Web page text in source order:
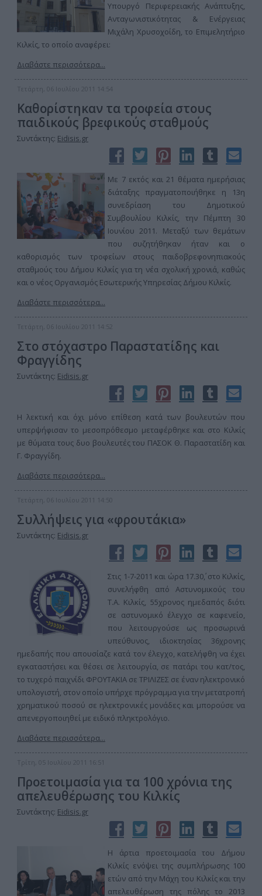
Υπουργό Περιφερειακής Ανάπτυξης,
Ανταγωνιστικότητας & Ενέργειας
Μιχάλη Χρυσοχοίδη, το Επιμελητήριο
Κιλκίς, το οποίο αναφέρει:
Διαβάστε περισσότερα...
Τετάρτη, 06 Ιουλίου 2011 14:54
Καθορίστηκαν τα τροφεία στους
παιδικούς βρεφικούς σταθμούς
Συντάκτης: Eidisis.gr
Με 7 εκτός και 21 θέματα ημερήσιας
διάταξης πραγματοποιήθηκε η 13η
συνεδρίαση του Δημοτικού
Συμβουλίου Κιλκίς, την Πέμπτη 30
Ιουνίου 2011. Μεταξύ των θεμάτων
που συζητήθηκαν ήταν και ο
καθορισμός των τροφείων στους παιδοβρεφονηπιακούς
σταθμούς του Δήμου Κιλκίς για τη νέα σχολική χρονιά, καθώς
και ο νέος Οργανισμός Εσωτερικής Υπηρεσίας Δήμου Κιλκίς.
Διαβάστε περισσότερα...
Τετάρτη, 06 Ιουλίου 2011 14:52
Στο στόχαστρο Παραστατίδης και
Φραγγίδης
Συντάκτης: Eidisis.gr
Η λεκτική και όχι μόνο επίθεση κατά των βουλευτών που
υπερψήφισαν το μεσοπρόθεσμο μεταφέρθηκε και στο Κιλκίς
με θύματα τους δυο βουλευτές του ΠΑΣΟΚ Θ. Παραστατίδη και
Γ. Φραγγίδη.
Διαβάστε περισσότερα...
Τετάρτη, 06 Ιουλίου 2011 14:50
Συλλήψεις για «φρουτάκια»
Συντάκτης: Eidisis.gr
Στις 1-7-2011 και ώρα 17.30΄, στο Κιλκίς,
συνελήφθη από Αστυνομικούς του
Τ.Α. Κιλκίς, 55χρονος ημεδαπός διότι
σε αστυνομικό έλεγχο σε καφενείο,
που λειτουργούσε ως προσωρινά
υπεύθυνος, ιδιοκτησίας 36χρονης
ημεδαπής που απουσίαζε κατά τον έλεγχο, κατελήφθη να έχει
εγκαταστήσει και θέσει σε λειτουργία, σε πατάρι του κατ/τος,
το τυχερό παιχνίδι ΦΡΟΥΤΑΚΙΑ σε ΤΡΙΛΙΖΕΣ σε έναν ηλεκτρονικό
υπολογιστή, στον οποίο υπήρχε πρόγραμμα για την μετατροπή
χρηματικού ποσού σε ηλεκτρονικές μονάδες και μπορούσε να
απενεργοποιηθεί με ειδικό πληκτρολόγιο.
Διαβάστε περισσότερα...
Τρίτη, 05 Ιουλίου 2011 16:51
Προετοιμασία για τα 100 χρόνια της
απελευθέρωσης του Κιλκίς
Συντάκτης: Eidisis.gr
Η άρτια προετοιμασία του Δήμου
Κιλκίς ενόψει της συμπλήρωσης 100
ετών από την Μάχη του Κιλκίς και την
απελευθέρωση της πόλης το 2013